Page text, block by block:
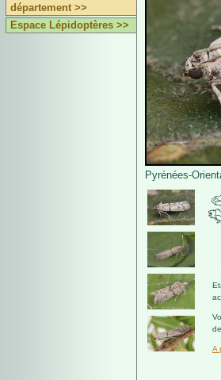
département >>
Espace Lépidoptères >>
Pyrénées-
A